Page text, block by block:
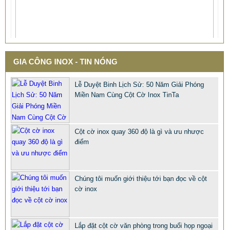
QUÀ TẶNG Ý NGHĨA CHO SẾP – ĐỘC LẠ, SANG TRỌNG -
CỜ ĐỂ BÀN & HỘP BÚT CAO CẤP
2.968.680 VNĐ
GIA CÔNG INOX - TIN NÓNG
Lễ Duyệt Binh Lịch Sử: 50 Năm Giải Phóng
Miền Nam Cùng Cột Cờ Inox TinTa
Cột cờ inox quay 360 độ là gì và ưu nhược
điểm
Chúng tôi muốn giới thiệu tới bạn đọc về cột
cờ inox
Lắp đặt cột cờ văn phòng trong buổi họp ngoại